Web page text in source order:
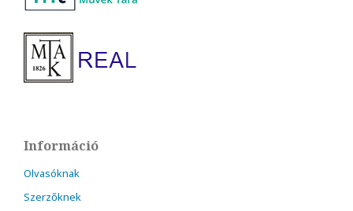
Információ
Olvasóknak
Szerzőknek